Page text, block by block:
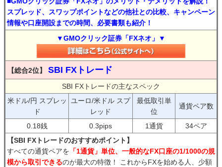
スプレッド、スワップポイントなどの他社との比較、キャンペーン
情報や口座開設までの時間、必要書類も紹介！
▼GMOクリック証券「FXネオ」▼
【総合2位】 SBI FXトレード
SBI FXトレードの主なスペック
米ドル/円 スプレッ
ド
ユーロ/米ドル スプ
レッド
最低取引単
位
通貨ペア数
0.18銭 0.3pips 1通貨
34ペア
【SBI FXトレードのおすすめポイント】
すべての通貨ペアを 「1通貨」単位、一般的なFX口座の1/1000の規
模から取引できるのが最大の特徴！ これからFXを始める人、少額